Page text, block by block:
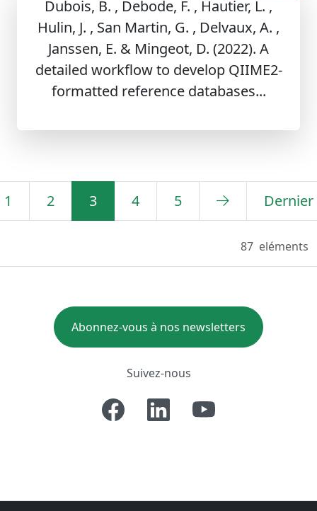
Dubois, B. , Debode, F. , Hautier, L. ,
Hulin, J. , San Martin, G. , Delvaux, A. ,
Janssen, E. & Mingeot, D. (2022). A
detailed workflow to develop QIIME2-
formatted reference databases...
1 2 3 4 5 Dernier
87 eléments
Abonnez-vous à nos newsletters
Suivez-nous